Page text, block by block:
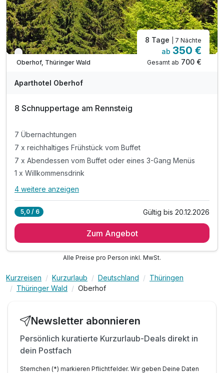
Verfügbar bis Dezember
Oberhof, Thüringer Wald
8 Tage | 7 Nächte
ab 350 €
Gesamt ab 700 €
Aparthotel Oberhof
8 Schnuppertage am Rennsteig
7 Übernachtungen
7 x reichhaltiges Frühstück vom Buffet
7 x Abendessen vom Buffet oder eines 3-Gang Menüs
1 x Willkommensdrink
Alle Inklusivleistungen
7 x reichhaltiges Frühstück vom Buffet
1 x Willkommensdrink
inkl. Parkplatz
4 weitere anzeigen
5,0 / 6 Gültig bis 20.12.2026
Zum Angebot
Alle Preise pro Person inkl. MwSt.
Kurzreisen Kurzurlaub Deutschland
Thüringen
Thüringer Wald
Oberhof
Newsletter abonnieren
Persönlich kuratierte Kurzurlaub-Deals direkt in
dein Postfach
Sternchen (*) markieren Pflichtfelder. Wir geben Deine Daten